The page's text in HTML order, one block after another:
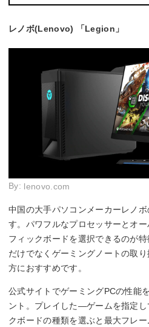
レノボ(Lenovo) 「Legion」
By: lenovo.com
中国の大手パソコンメーカーレノ
す。パワフルなプロセッサーとオ
フィックボードを選択できるのが
だけでなくゲーミングノートの取
方におすすめです。
公式サイトでゲーミングPCの性能
ント。プレイした―ゲームを指定
クボードの種類を選ぶと最大フレ